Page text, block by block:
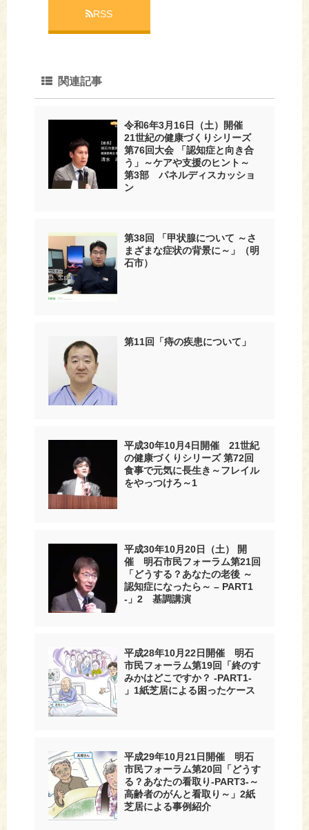
RSS
関連記事
令和6年3月16日（土）開催
21世紀の健康づくりシリーズ
第76回大会 「認知症と向き合
う」～ケアや支援のヒント～
第3部 パネルディスカッショ
ン
第38回 「甲状腺について ～さ
まざまな症状の背景に～」（明
石市）
第11回「痔の疾患について」
平成30年10月4日開催 21世紀
の健康づくりシリーズ 第72回
食事で元気に長生き～フレイル
をやっつけろ～1
平成30年10月20日（土） 開
催 明石市民フォーラム第21回
「どうする？あなたの老後 ～
認知症になったら～ – PART1
-」2 基調講演
平成28年10月22日開催 明石
市民フォーラム第19回「終のす
みかはどこですか？ -PART1-
」1紙芝居による困ったケース
平成29年10月21日開催 明石
市民フォーラム第20回「どうす
る？あなたの看取り-PART3-～
高齢者のがんと看取り～」2紙
芝居による事例紹介